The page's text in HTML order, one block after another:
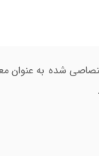
در سازمان نظام صنفی رایانه ای و شورای عالی انفورماتیک با بیش از